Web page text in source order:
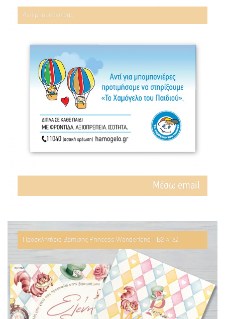
Αντί μπομπονιέρας
Mέσω email
Προσκλητήριο Βάπτισης Princess Wonderland ΠΒ2-4162